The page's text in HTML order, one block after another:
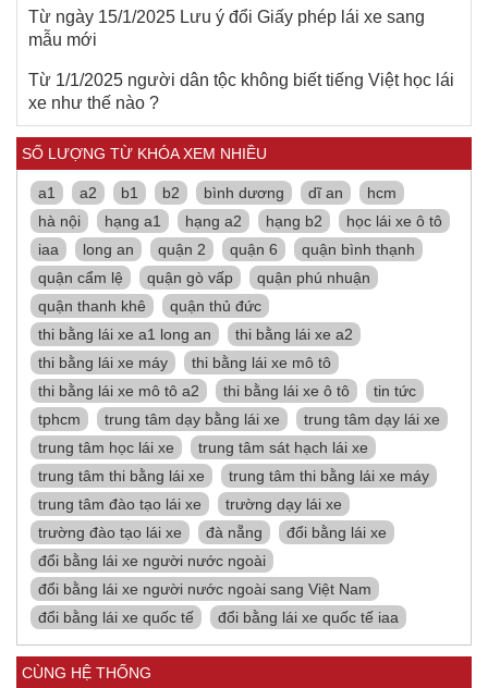
Từ ngày 15/1/2025 Lưu ý đổi Giấy phép lái xe sang
mẫu mới
Từ 1/1/2025 người dân tộc không biết tiếng Việt học lái
xe như thế nào ?
SỐ LƯỢNG TỪ KHÓA XEM NHIỀU
a1 a2 b1 b2 bình dương dĩ an
hcm
hà nội
hạng a1 hạng a2 hạng b2
học lái xe ô tô
iaa
long an quận 2 quận 6
quận bình thạnh
quận cẩm lệ
quận gò vấp
quận phú nhuận
quận thanh khê
quận thủ đức
thi bằng lái xe a1 long an
thi bằng lái xe a2
thi bằng lái xe máy
thi bằng lái xe mô tô
thi bằng lái xe mô tô a2
thi bằng lái xe ô tô
tin tức
tphcm
trung tâm dạy bằng lái xe
trung tâm dạy lái xe
trung tâm học lái xe
trung tâm sát hạch lái xe
trung tâm thi bằng lái xe
trung tâm thi bằng lái xe máy
trung tâm đào tạo lái xe
trường dạy lái xe
trường đào tạo lái xe
đà nẵng
đổi bằng lái xe
đổi bằng lái xe người nước ngoài
đổi bằng lái xe người nước ngoài sang Việt Nam
đổi bằng lái xe quốc tế
đổi bằng lái xe quốc tế iaa
CÙNG HỆ THỐNG